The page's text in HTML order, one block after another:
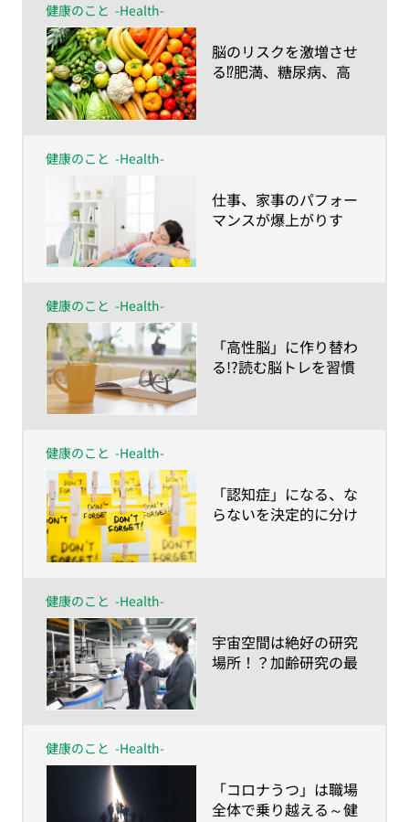
健康のこと -Health-
​脳のリスクを激増させ
る⁉肥満、糖尿病、高
健康のこと -Health-
​仕事、家事のパフォー
マンスが爆上がりす
健康のこと -Health-
​「高性脳」に作り替わ
る!?読む脳トレを習慣
健康のこと -Health-
​「認知症」になる、な
らないを決定的に分け
健康のこと -Health-
​宇宙空間は絶好の研究
場所！？加齢研究の最
健康のこと -Health-
​「コロナうつ」は職場
全体で乗り越える～健